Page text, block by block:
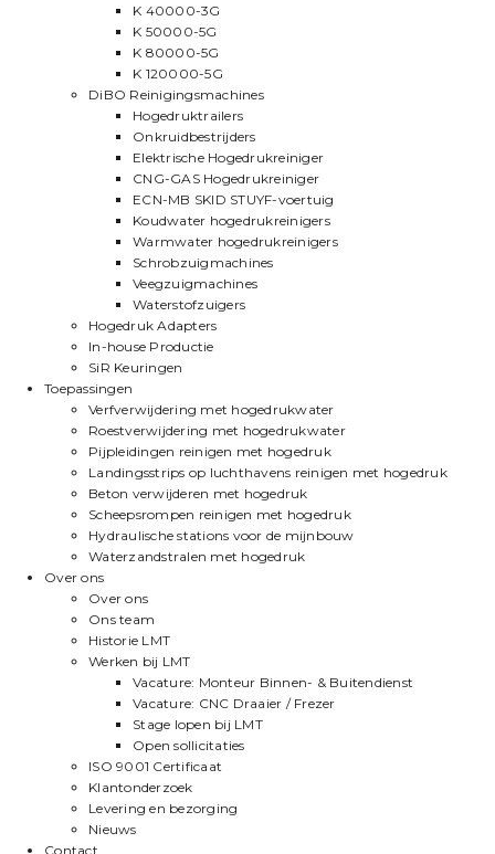
K 40000-3G
K 50000-5G
K 80000-5G
K 120000-5G
DiBO Reinigingsmachines
Hogedruktrailers
Onkruidbestrijders
Elektrische Hogedrukreiniger
CNG-GAS Hogedrukreiniger
ECN-MB SKID STUYF-voertuig
Koudwater hogedrukreinigers
Warmwater hogedrukreinigers
Schrobzuigmachines
Veegzuigmachines
Waterstofzuigers
Hogedruk Adapters
In-house Productie
SiR Keuringen
Toepassingen
Verfverwijdering met hogedrukwater
Roestverwijdering met hogedrukwater
Pijpleidingen reinigen met hogedruk
Landingsstrips op luchthavens reinigen met hogedruk
Beton verwijderen met hogedruk
Scheepsrompen reinigen met hogedruk
Hydraulische stations voor de mijnbouw
Waterzandstralen met hogedruk
Over ons
Over ons
Ons team
Historie LMT
Werken bij LMT
Vacature: Monteur Binnen- & Buitendienst
Vacature: CNC Draaier / Frezer
Stage lopen bij LMT
Open sollicitaties
ISO 9001 Certificaat
Klantonderzoek
Levering en bezorging
Nieuws
Contact